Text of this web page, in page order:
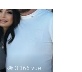
3 366 vue